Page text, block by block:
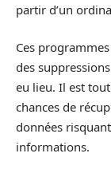
partir d’un
Ces
des
eu lieu. Il est
chances de
données
informations.